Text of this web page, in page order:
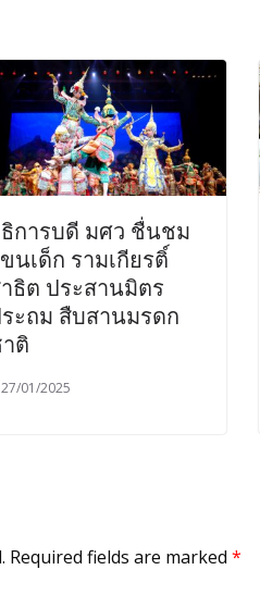
การบดี มศว ชื่นชม
นเด็ก รามเกียรติ์
ธิต ประสานมิตร
ะถม สืบสานมรดก
ติ
27/01/2025
Required fields are marked *